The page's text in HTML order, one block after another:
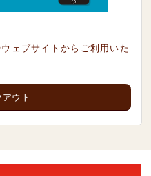
ェブサイトからご利用いた
アウト